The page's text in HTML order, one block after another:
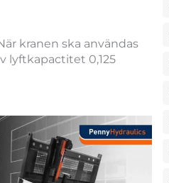
kranen ska användas
lyftkapactitet 0,125